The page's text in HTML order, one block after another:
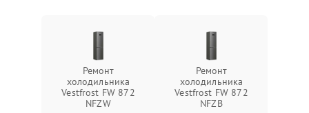
Ремонт
холодильника
Vestfrost FW 872
NFZW
Ремонт
холодильника
Vestfrost FW 872
NFZВ